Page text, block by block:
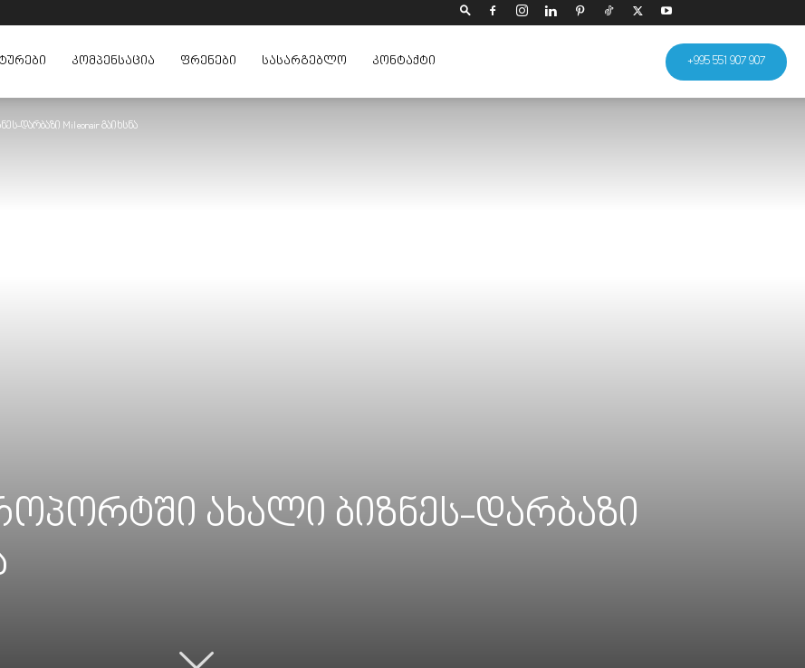
+995 551 907 907
ᲢᲣᲠᲔᲑᲘ ᲙᲝᲛᲞᲔᲜᲡᲐᲪᲘᲐ ᲤᲠᲔᲜᲔᲑᲘ ᲡᲐᲡᲐᲠᲒᲔᲑᲚᲝ ᲙᲝᲜᲢᲐᲥᲢᲘ
დარბაზი Mileonair გაიხსნა
ახალი ბიზნეს-დარბაზი